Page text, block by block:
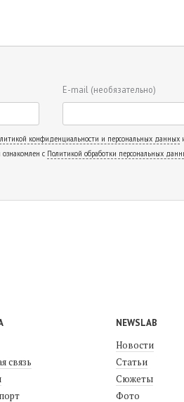
E-mail (необязательно)
конфиденциальности и персональных данных
ознакомлен с Политикой обработки персональных
связь
NEWSLAB
Новости
Статьи
Сюжеты
Фото